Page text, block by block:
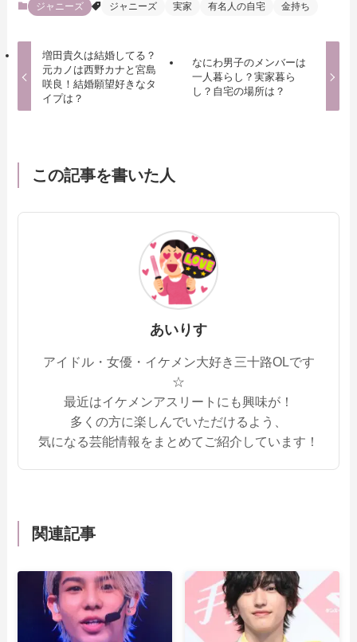
ジャニーズ ジャニーズ 実家 有名人の自宅 金持ち
増田貴久は結婚してる？
元カノは西野カナと宮島
咲良！結婚願望好きなタ
イプは？
なにわ男子のメンバーは
一人暮らし？実家暮ら
し？自宅の場所は？
この記事を書いた人
あいりす
アイドル・女優・イケメン大好き三十路OLです
☆
最近はイケメンアスリートにも興味が！
多くの方に楽しんでいただけるよう、
気になる芸能情報をまとめてご紹介しています！
関連記事